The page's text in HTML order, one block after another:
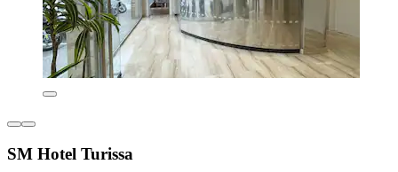
SM Hotel Turissa